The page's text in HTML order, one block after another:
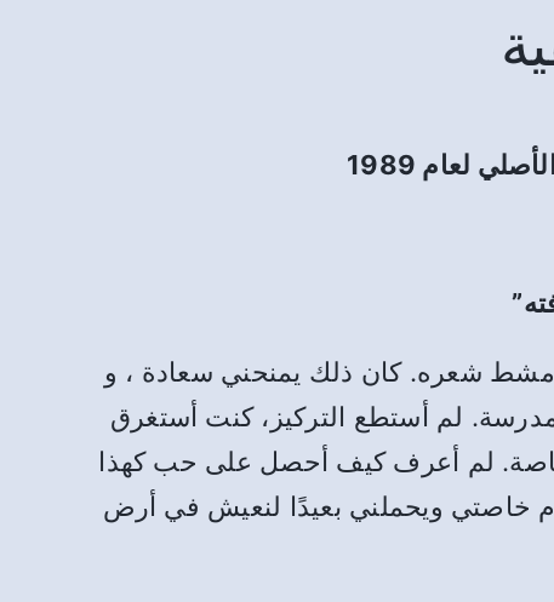
لعام 1989
شعره. كان ذلك يمنحني سعادة ، و
لم أستطع التركيز، كنت أستغرق
لم أعرف كيف أحصل على حب كهذا
خاصتي ويحملني بعيدًا لنعيش في أرض